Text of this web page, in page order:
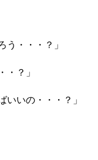
う・・・？」
・？」
いいの・・・？」